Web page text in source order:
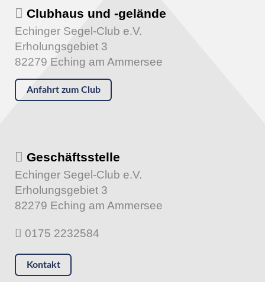
Clubhaus und -gelände
Echinger Segel-Club e.V.
Erholungsgebiet 3
82279 Eching am Ammersee
Anfahrt zum Club
Geschäftsstelle
Echinger Segel-Club e.V.
Erholungsgebiet 3
82279 Eching am Ammersee
0175 2232584
Kontakt